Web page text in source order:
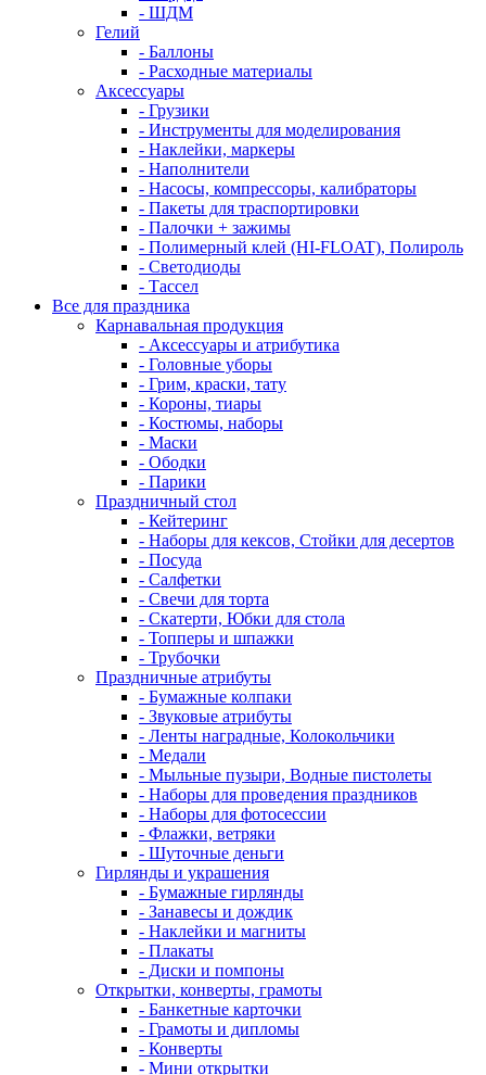
- ШДМ
Гелий
- Баллоны
- Расходные материалы
Аксессуары
- Грузики
- Инструменты для моделирования
- Наклейки, маркеры
- Наполнители
- Насосы, компрессоры, калибраторы
- Пакеты для траспортировки
- Палочки + зажимы
- Полимерный клей (HI-FLOAT), Полироль
- Светодиоды
- Тассел
Все для праздника
Карнавальная продукция
- Аксессуары и атрибутика
- Головные уборы
- Грим, краски, тату
- Короны, тиары
- Костюмы, наборы
- Маски
- Ободки
- Парики
Праздничный стол
- Кейтеринг
- Наборы для кексов, Стойки для десертов
- Посуда
- Салфетки
- Свечи для торта
- Скатерти, Юбки для стола
- Топперы и шпажки
- Трубочки
Праздничные атрибуты
- Бумажные колпаки
- Звуковые атрибуты
- Ленты наградные, Колокольчики
- Медали
- Мыльные пузыри, Водные пистолеты
- Наборы для проведения праздников
- Наборы для фотосессии
- Флажки, ветряки
- Шуточные деньги
Гирлянды и украшения
- Бумажные гирлянды
- Занавесы и дождик
- Наклейки и магниты
- Плакаты
- Диски и помпоны
Открытки, конверты, грамоты
- Банкетные карточки
- Грамоты и дипломы
- Конверты
- Мини открытки